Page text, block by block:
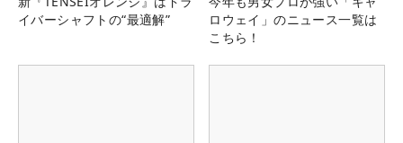
イバーシャフトの“最適解”
ロウェイ」のニュース一覧は
こちら！